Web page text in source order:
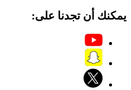
يمكنك أن تجدنا على: